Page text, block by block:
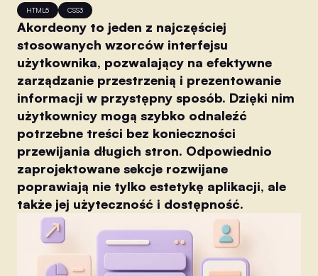
HTML5 CSS3
Akordeony to jeden z najczęściej
stosowanych wzorców interfejsu
użytkownika, pozwalający na efektywne
zarządzanie przestrzenią i prezentowanie
informacji w przystępny sposób. Dzięki nim
użytkownicy mogą szybko odnaleźć
potrzebne treści bez konieczności
przewijania długich stron. Odpowiednio
zaprojektowane sekcje rozwijane
poprawiają nie tylko estetykę aplikacji, ale
także jej użyteczność i dostępność.